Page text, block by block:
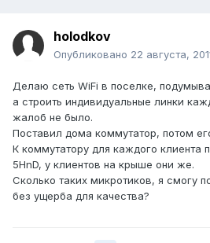
holodkov
Опубликовано 22 августа,
Делаю сеть WiFi в поселке,
а строить индивидуальные линки
жалоб не было.
Поставил дома коммутатор, потом
К коммутатору для каждого клиента
5HnD, у клиентов на крыше они же.
Сколько таких микротиков, я смогу
без ущерба для качества?